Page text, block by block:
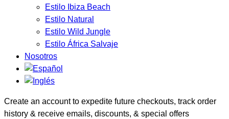
Estilo Ibiza Beach
Estilo Natural
Estilo Wild Jungle
Estilo África Salvaje
Nosotros
Create an account to expedite future checkouts, track order
history & receive emails, discounts, & special offers